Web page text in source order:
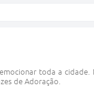
toda a
de Adoração.